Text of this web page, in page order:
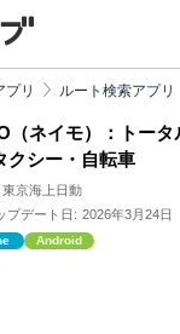
プリ ルート検索アプリ
（ネイモ）：トータ
クシー・自転車
東京海上日動
プデート日: 2026年3月24日
Android